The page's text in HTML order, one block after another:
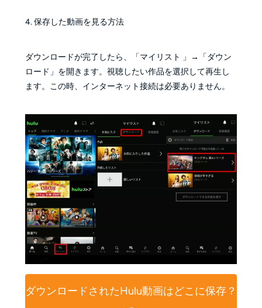
4. 保存した動画を見る方法
ダウンロードが完了したら、「マイリスト 」→「ダウン
ロード」を開きます。視聴したい作品を選択して再生し
ます。この時、インターネット接続は必要ありません。
ダウンロードされたHulu動画はどこに保存？